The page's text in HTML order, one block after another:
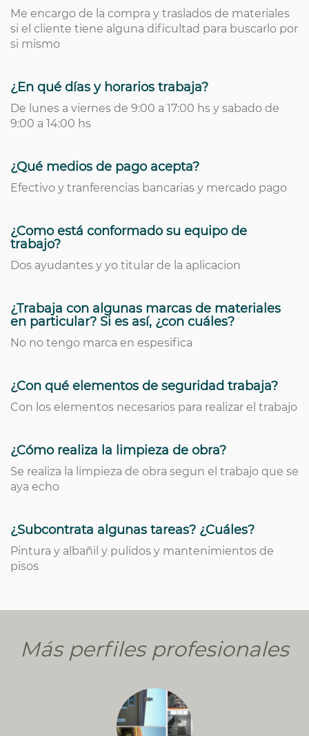
Me encargo de la compra y traslados de materiales
si el cliente tiene alguna dificultad para buscarlo por
si mismo
¿En qué días y horarios trabaja?
De lunes a viernes de 9:00 a 17:00 hs y sabado de
9:00 a 14:00 hs
¿Qué medios de pago acepta?
Efectivo y tranferencias bancarias y mercado pago
¿Como está conformado su equipo de
trabajo?
Dos ayudantes y yo titular de la aplicacion
¿Trabaja con algunas marcas de materiales
en particular? Si es así, ¿con cuáles?
No no tengo marca en espesifica
¿Con qué elementos de seguridad trabaja?
Con los elementos necesarios para realizar el trabajo
¿Cómo realiza la limpieza de obra?
Se realiza la limpieza de obra segun el trabajo que se
aya echo
¿Subcontrata algunas tareas? ¿Cuáles?
Pintura y albañil y pulidos y mantenimientos de
pisos
Más perfiles profesionales